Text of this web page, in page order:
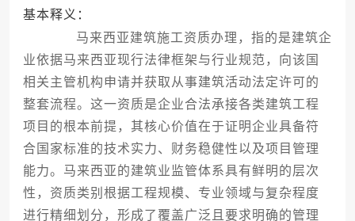
基本释义：
马来西亚建筑施工资质办理，指的是建筑企
业依据马来西亚现行法律框架与行业规范，向该国
相关主管机构申请并获取从事建筑活动法定许可的
整套流程。这一资质是企业合法承接各类建筑工程
项目的根本前提，其核心价值在于证明企业具备符
合国家标准的技术实力、财务稳健性以及项目管理
能力。马来西亚的建筑业监管体系具有鲜明的层次
性，资质类别根据工程规模、专业领域与复杂程度
进行精细划分，形成了覆盖广泛且要求明确的管理